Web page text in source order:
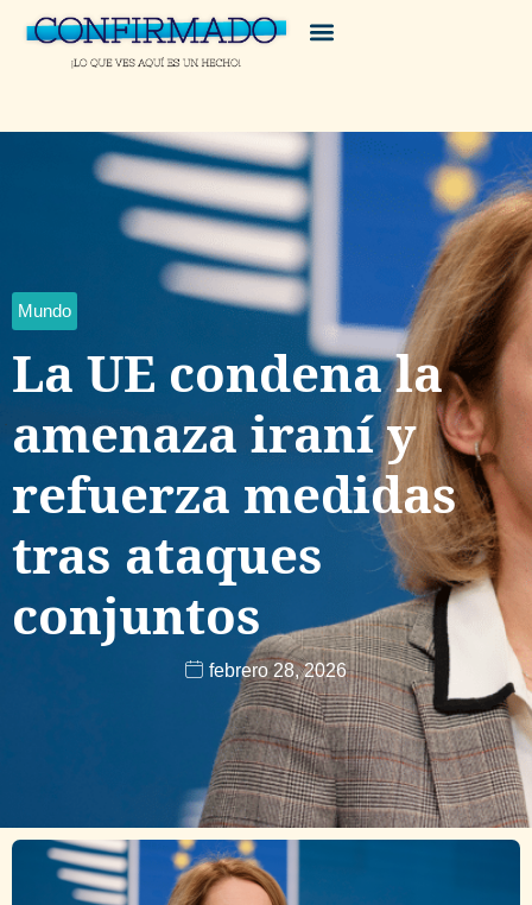
Mundo
La UE condena la
amenaza iraní y
refuerza medidas
tras ataques
conjuntos
febrero 28, 2026